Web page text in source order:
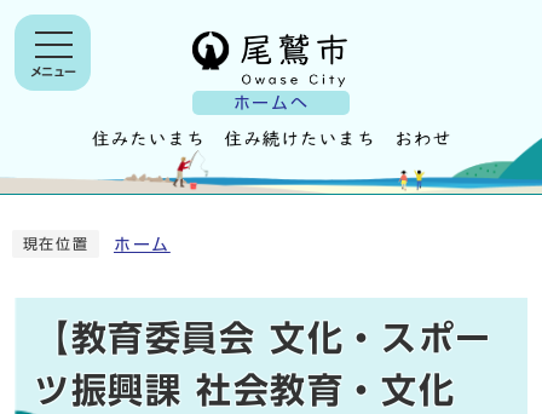
ホームへ
メニュー
現在位置 ホーム
【教育委員会 文化・スポー
ツ振興課 社会教育・文化